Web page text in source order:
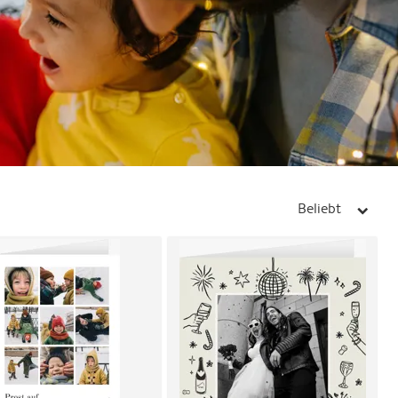
Beliebt arrow_right